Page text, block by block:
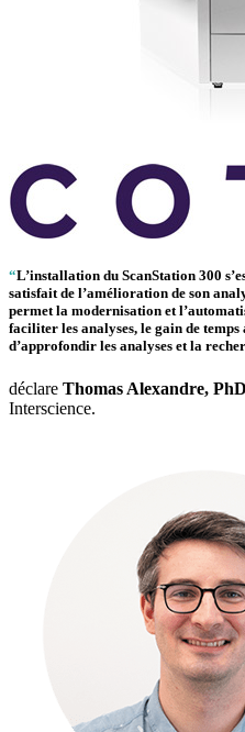
“L’installation du ScanStation 300
satisfait de l’amélioration de son
permet la modernisation et
faciliter les analyses, le gain de
d’approfondir les analyses et la
déclare Thomas Alexandre, PhD
Interscience.